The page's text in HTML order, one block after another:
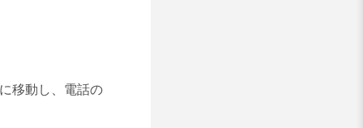
移動し、電話の